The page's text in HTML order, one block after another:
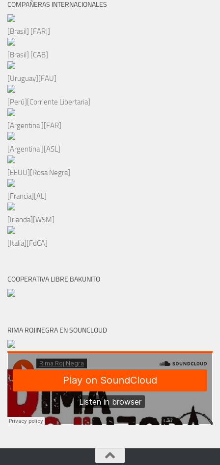
COMPAÑERAS INTERNACIONALES
[Brasil] [FARJ]
[Brasil] [CAB]
[Uruguay][FAU]
[Perú][Corriente Libertaria]
[Argentina ][FAR]
[Argentina ][ASL]
[EEUU][Rosa Negra]
[Francia][AL]
[Irlanda][WSM]
[Italia][FdCA]
COOPERATIVA LIBRE BAKUNITO
RIMA ROJINEGRA EN SOUNCLOUD